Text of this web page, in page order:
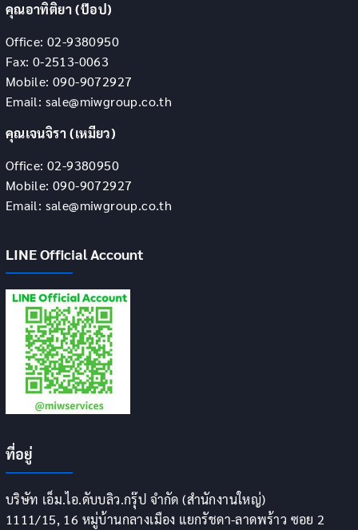
คุณอาทิติยา (ป๊อป)
Office: 02-9380950
Fax: 0-2513-0063
Mobile: 090-9072927
Email: sale@miwgroup.co.th
คุณเจนจิรา (เหมียว)
Office: 02-9380950
Mobile: 090-9072927
Email: sale@miwgroup.co.th
LINE Official Account
ที่อยู่
บริษัท เอ็ม.ไอ.ดับบลิว.กรุ๊ป จำกัด (สำนักงานใหญ่)
1111/15, 16 หมู่บ้านกลางเมือง แยกรัชดา-ลาดพร้าว ซอย 2